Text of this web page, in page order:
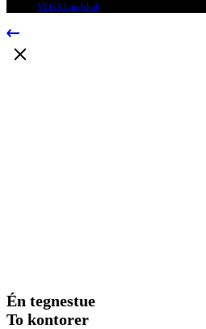
VEGA Landskab
Én tegnestue
To kontorer